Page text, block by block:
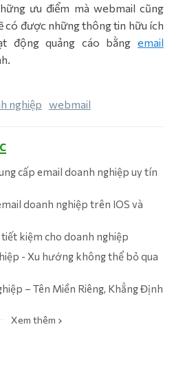
ưu điểm mà webmail cũng
có được những thông tin hữu ích
động quảng cáo bằng email
nghiệp webmail
cấp email doanh nghiệp uy tín
doanh nghiệp trên IOS và
kiệm cho doanh nghiệp
- Xu hướng không thể bỏ qua
– Tên Miền Riêng, Khẳng Định
Xem thêm